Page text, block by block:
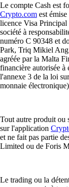
Le compte Cash est
Crypto.com est
licence Visa
société à
numéro C 90348 et
Park, Triq Mikiel
agréée par la Malta
financière autorisée à
l'annexe 3 de la loi
monnaie
Tout autre produit ou
sur l'application
et ne fait pas partie
Limited ou de Foris
Le trading ou la